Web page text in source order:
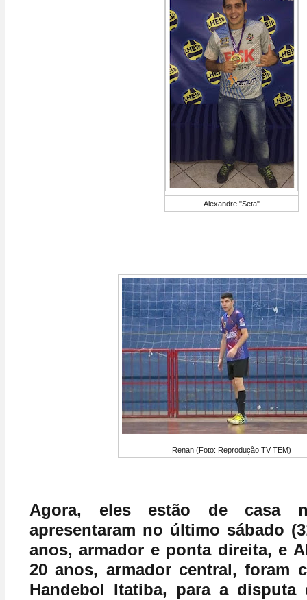
Alexandre "Seta"
Renan (Foto: Reprodução TV TEM)
Agora, eles estão de casa
apresentaram no último sábado
anos, armador e ponta direita, e
20 anos, armador central, foram
Handebol Itatiba, para a disputa